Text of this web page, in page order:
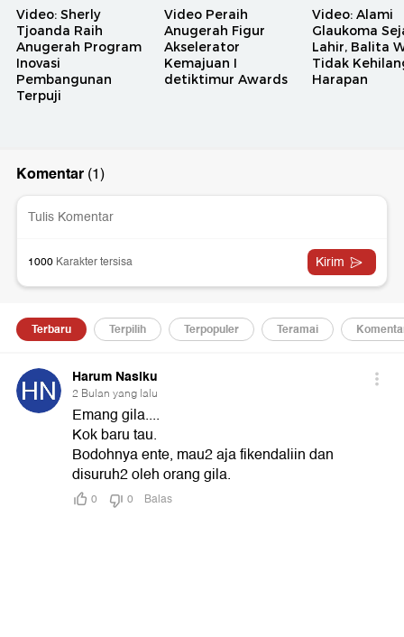
Video: Sherly
Tjoanda Raih
Anugerah Program
Inovasi
Pembangunan
Terpuji
Video Peraih
Anugerah Figur
Akselerator
Kemajuan I
detiktimur Awards
Video: Alami
Glaukoma
Lahir, Balita
Tidak
Harapan